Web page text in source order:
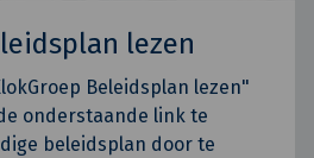
lezen
Beleidsplan lezen"
onderstaande link te
beleidsplan door te